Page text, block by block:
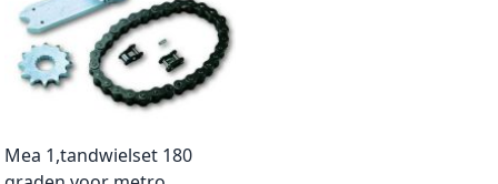
Mea 1,tandwielset 180